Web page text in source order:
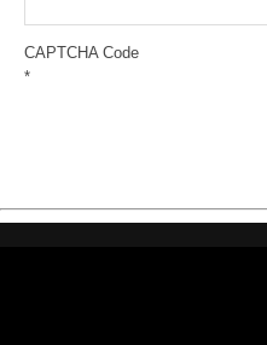
CAPTCHA Code
*